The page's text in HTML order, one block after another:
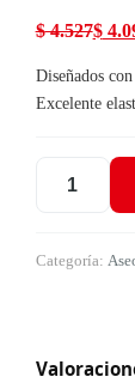
$4.527
El $
El
Diseñados
Excelente
Guante
Categoría: